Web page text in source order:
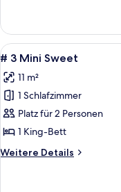
2
Farmers
Sweet
Alle
Fotos
für
#
3
Mini
Sweet
anzeigen
8
# 3 Mini Sweet
11 m²
1 Schlafzimmer
Platz für 2 Personen
1 King-Bett
Weitere Details
Weitere